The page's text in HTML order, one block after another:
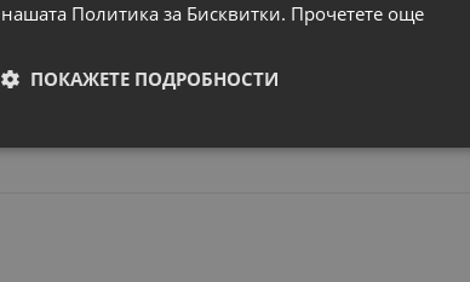
нашата Политика за Бисквитки. Прочетете още
ПОКАЖЕТЕ ПОДРОБНОСТИ